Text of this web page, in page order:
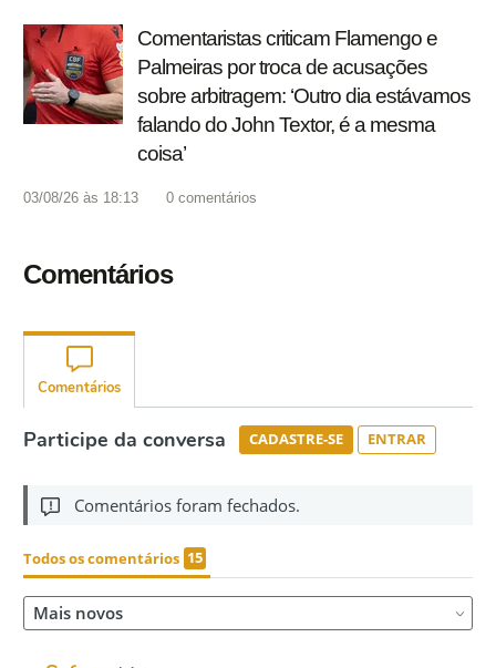
Comentaristas criticam Flamengo e
Palmeiras por troca de acusações
sobre arbitragem: ‘Outro dia estávamos
falando do John Textor, é a mesma
coisa’
03/08/26 às 18:13 0 comentários
Comentários